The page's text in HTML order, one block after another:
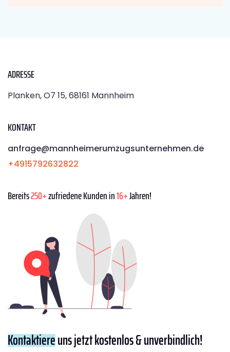
ADRESSE
Planken, O7 15, 68161 Mannheim
KONTAKT
anfrage@mannheimerumzugsunternehmen.de
+4915792632822
Bereits250+zufriedene Kunden in16+Jahren!
Kontaktiereuns jetzt kostenlos & unverbindlich!